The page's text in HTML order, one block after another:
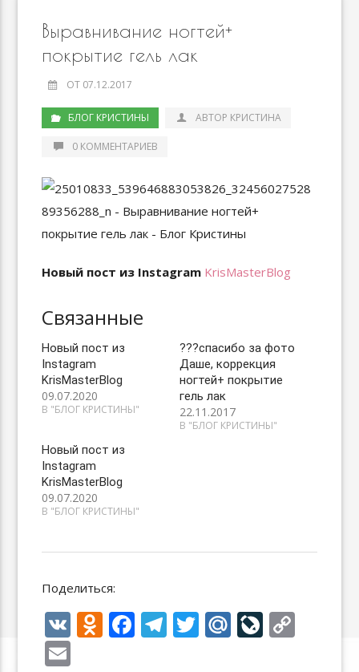
Выравнивание ногтей+
покрытие гель лак
ОТ 07.12.2017
БЛОГ КРИСТИНЫ АВТОР КРИСТИНА
0 КОММЕНТАРИЕВ
Новый пост из Instagram KrisMasterBlog
Связанные
Новый пост из
Instagram
KrisMasterBlog
09.07.2020
В "БЛОГ КРИСТИНЫ"
???спасибо за фото
Даше, коррекция
ногтей+ покрытие
гель лак
22.11.2017
В "БЛОГ КРИСТИНЫ"
Новый пост из
Instagram
KrisMasterBlog
09.07.2020
В "БЛОГ КРИСТИНЫ"
Поделиться:
V O F T T M Li